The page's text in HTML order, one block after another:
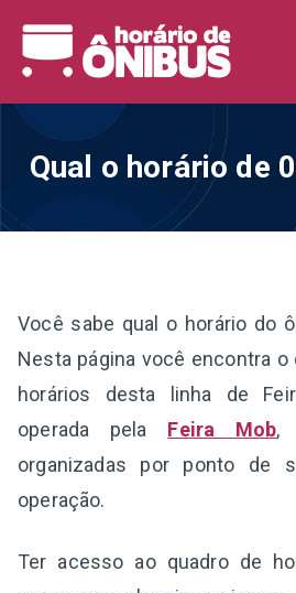
para
conteúdo
Qual o horário de
Você sabe qual o horário do
Nesta página você encontra
horários desta linha de
operada pela Feira Mob,
organizadas por ponto de
operação.
Ter acesso ao quadro de